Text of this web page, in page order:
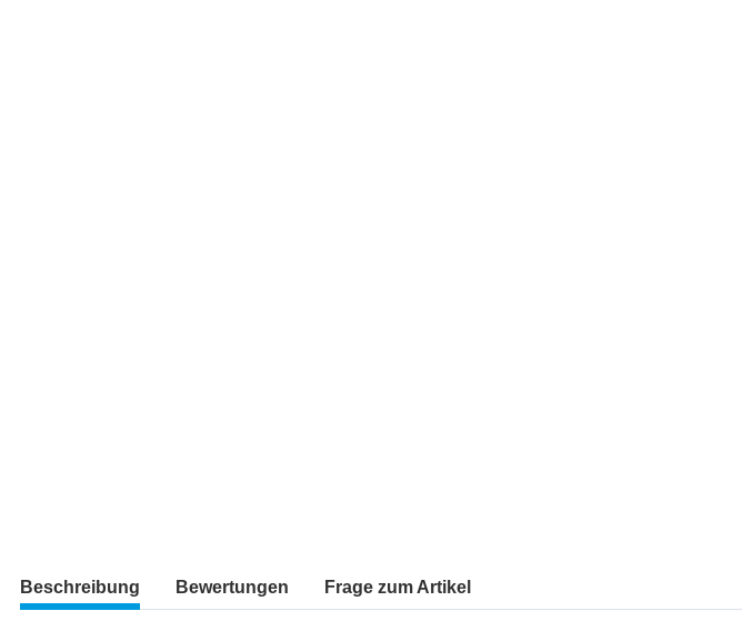
Beschreibung Bewertungen Frage zum Artikel